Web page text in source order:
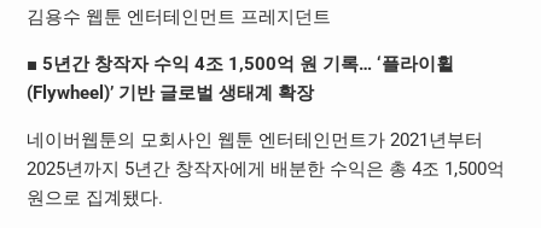
김용수 웹툰 엔터테인먼트 프레지던트
■ 5년간 창작자 수익 4조 1,500억 원 기록… ‘플라이휠
(Flywheel)’ 기반 글로벌 생태계 확장
네이버웹툰의 모회사인 웹툰 엔터테인먼트가 2021년부터
2025년까지 5년간 창작자에게 배분한 수익은 총 4조 1,500억
원으로 집계됐다.